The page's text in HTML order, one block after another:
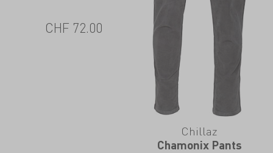
CHF 72.00
Chillaz
Chamonix Pants